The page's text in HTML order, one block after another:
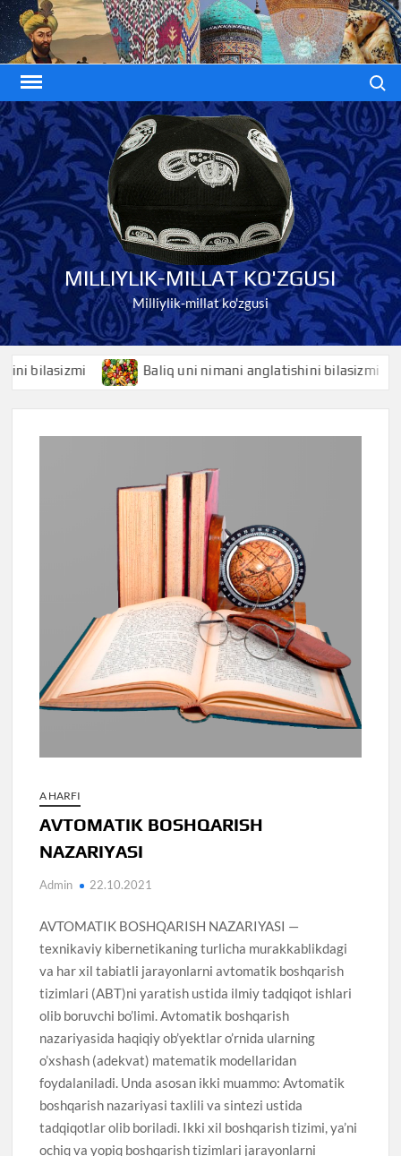
Skip
to
content
MILLIYLIK-MILLAT KO'ZGUSI
Milliylik-millat ko'zgusi
Baliq uni nimani anglatishini bilasizmi
A HARFI
AVTOMATIK BOSHQARISH
NAZARIYASI
Admin 22.10.2021
AVTOMATIK BOSHQARISH NAZARIYASI —
texnikaviy kibernetikaning turlicha murakkablikdagi
va har xil tabiatli jarayonlarni avtomatik boshqarish
tizimlari (ABT)ni yaratish ustida ilmiy tadqiqot ishlari
olib boruvchi bo’limi. Avtomatik boshqarish
nazariyasida haqiqiy ob’yektlar o’rnida ularning
o’xshash (adekvat) matematik modellaridan
foydalaniladi. Unda asosan ikki muammo: Avtomatik
boshqarish nazariyasi taxlili va sintezi ustida
tadqiqotlar olib boriladi. Ikki xil boshqarish tizimi, ya’ni
ochiq va yopiq boshqarish tizimlari jarayonlarni